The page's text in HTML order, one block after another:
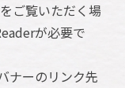
ご覧いただく場
が必要で
ナーのリンク先